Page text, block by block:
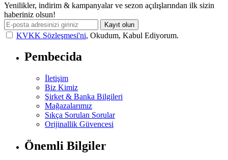
Yenilikler, indirim & kampanyalar ve sezon açılışlarından ilk sizin
haberiniz olsun!
Kayıt olun
KVKK Sözleşmesi'ni, Okudum, Kabul Ediyorum.
Pembecida
İletişim
Biz Kimiz
Şirket & Banka Bilgileri
Mağazalarımız
Sıkça Sorulan Sorular
Orijinallik Güvencesi
Önemli Bilgiler